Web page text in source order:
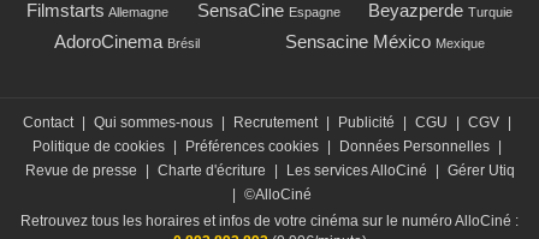
Filmstarts Allemagne SensaCine Espagne Beyazperde Turquie
AdoroCinema Brésil Sensacine México Mexique
Contact Qui sommes-nous Recrutement Publicité CGU CGV
Politique de cookies
Préférences cookies Données Personnelles
Revue de presse
Charte d'écriture Les services AlloCiné
Gérer Utiq
©AlloCiné
Retrouvez tous les horaires et infos de votre cinéma sur le numéro AlloCiné :